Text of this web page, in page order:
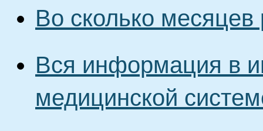
Во сколько месяцев
Вся информация в
медицинской